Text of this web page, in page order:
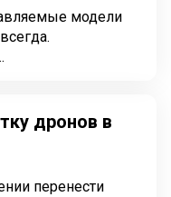
модели
дронов в
перенести